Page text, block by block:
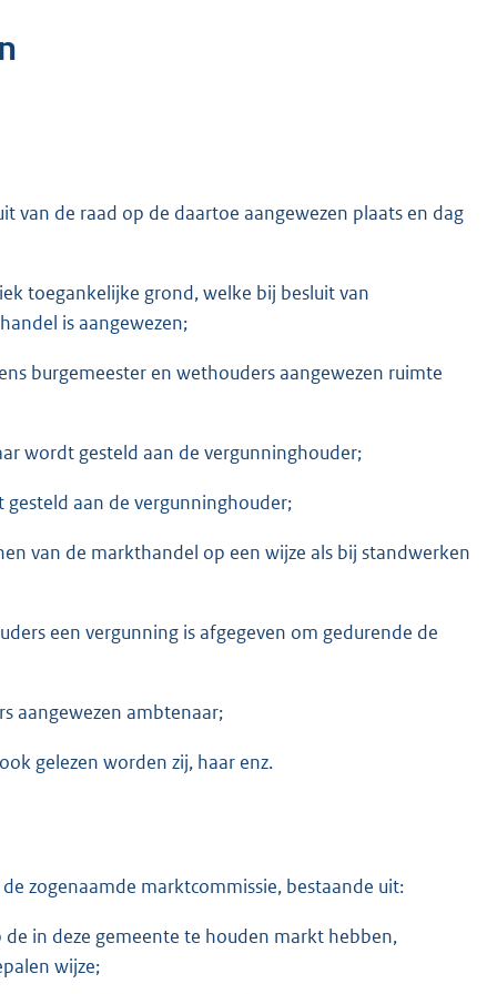
van de raad op de daartoe aangewezen plaats en dag
toegankelijke grond, welke bij besluit van
is aangewezen;
burgemeester en wethouders aangewezen ruimte
wordt gesteld aan de vergunninghouder;
aan de vergunninghouder;
van de markthandel op een wijze als bij standwerken
een vergunning is afgegeven om gedurende de
aangewezen ambtenaar;
gelezen worden zij, haar enz.
zogenaamde marktcommissie, bestaande uit:
in deze gemeente te houden markt hebben,
wijze;